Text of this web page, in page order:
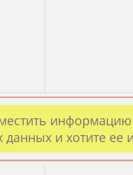
и хотите ее